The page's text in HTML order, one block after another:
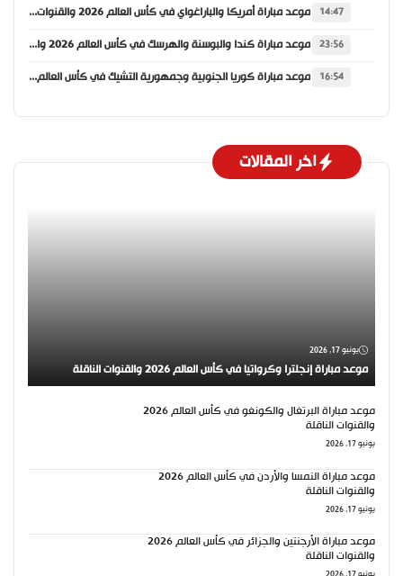
14:47 موعد مباراة أمريكا والباراغواي في كأس العالم 2026 والقنوات الناقلة
23:56 موعد مباراة كندا والبوسنة والهرسك في كأس العالم 2026 والقنوات الناقلة
16:54 موعد مباراة كوريا الجنوبية وجمهورية التشيك في كأس العالم 2026 والقنوات الناقلة
اخر المقالات
يونيو 17, 2026
موعد مباراة إنجلترا وكرواتيا في كأس العالم 2026 والقنوات الناقلة
موعد مباراة البرتغال والكونغو في كأس العالم 2026
والقنوات الناقلة
يونيو 17, 2026
موعد مباراة النمسا والأردن في كأس العالم 2026
والقنوات الناقلة
يونيو 17, 2026
موعد مباراة الأرجنتين والجزائر في كأس العالم 2026
والقنوات الناقلة